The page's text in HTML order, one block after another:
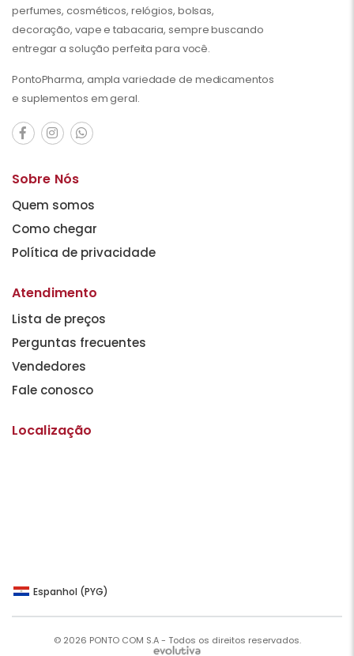
perfumes, cosméticos, relógios, bolsas,
decoração, vape e tabacaria, sempre buscando
entregar a solução perfeita para você.
PontoPharma, ampla variedade de medicamentos
e suplementos em geral.
Sobre Nós
Quem somos
Como chegar
Política de privacidade
Atendimento
Lista de preços
Perguntas frecuentes
Vendedores
Fale conosco
Localização
Espanhol (PYG)
© 2026 PONTO COM S.A - Todos os direitos reservados.